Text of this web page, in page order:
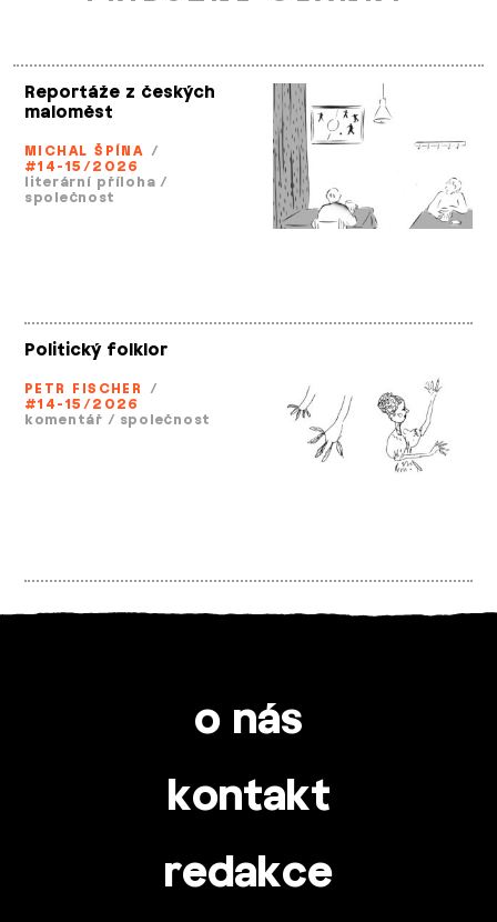
Reportáže z českých
maloměst
MICHAL ŠPÍNA /
#14-15/2026
literární příloha /
společnost
Politický folklor
PETR FISCHER /
#14-15/2026
komentář / společnost
o nás
kontakt
redakce